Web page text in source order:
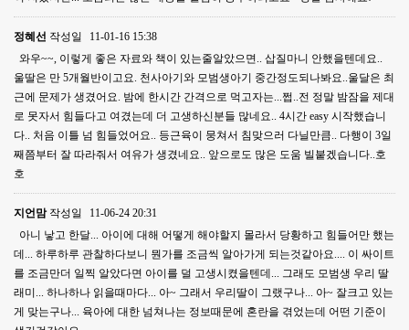
정혜선 작성일
11-01-16 15:38
와우~~, 이렇게 좋은 자료와 책이 있는줄알았으면.. 삽질마니 안했을텐데요..
울딸은 만 5개월반이고요. 천사아기와 모범생아기 중간정도되나봐요..울달은 최
근에 문제가 생겼어요. 밤에 한시간 간격으로 먹고자는...쩝..전 정말 밤잠을 제대
로 못자서 힘들다고 여겼는데 더 고생하신분들 많네요.. 4시간 easy 시작했습니
다.. 처음 이틀 넘 힘들었어요.. 등근육이 뭉쳐서 침맞으러 다닐만큼.. 다행이 3일
째쯤부터 잘 따라줘서 여유가 생겼네요.. 앞으로도 많은 도움 빌붙겠습니다..호
호
지언맘 작성일
11-06-24 20:31
아니 낳고 한달... 아이에 대해 어떻게 해야할지 몰라서 당황하고 힘들어만 했는
데... 하루하루 관찰하다보니 뭔가를 조금씩 알아가게 되는것같아요.... 이 싸이트
를 조금만더 일찍 알았다면 아이를 덜 고생시켰을텐데... 그래도 모범생 우리 딸
래미... 하나하나 읽을때마다... 아~ 그래서 우리딸이 그랬구나... 아~ 잘크고 있는
게 맞는구나... 육아에 대한 넘쳐나는 정보때문에 혼란을 겪었는데 어떤 기준이